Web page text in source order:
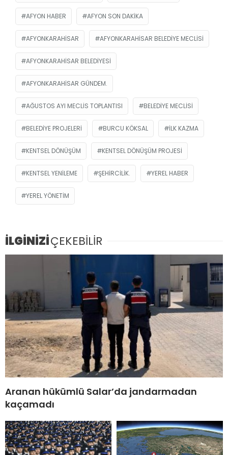
AFYON HABER AFYON SON DAKIKA
AFYONKARAHISAR AFYONKARAHISAR BELEDIYE MECLISI
AFYONKARAHISAR BELEDIYESI
AFYONKARAHISAR GÜNDEM.
AĞUSTOS AYI MECLIS TOPLANTISI BELEDIYE MECLISI
BELEDIYE PROJELERI BURCU KÖKSAL ILK KAZMA
KENTSEL DÖNÜŞÜM KENTSEL DÖNÜŞÜM PROJESI
KENTSEL YENILEME ŞEHIRCILIK. YEREL HABER
YEREL YÖNETIM
İLGİNİZİÇEKEBİLİR
Aranan hükümlü Salar’da jandarmadan
kaçamadı